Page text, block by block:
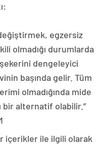
değiştirmek, egzersiz
olmadığı durumlarda
şekerini dengeleyici
başında gelir. Tüm
olmadığında mide
bir alternatif olabilir.”
içerikler ile ilgili olarak